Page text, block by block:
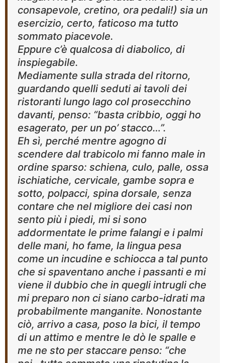
consapevole, cretino, ora pedali!) sia un
esercizio, certo, faticoso ma tutto
sommato piacevole.
Eppure c’è qualcosa di diabolico, di
inspiegabile.
Mediamente sulla strada del ritorno,
guardando quelli seduti ai tavoli dei
ristoranti lungo lago col prosecchino
davanti, penso: “basta cribbio, oggi ho
esagerato, per un po’ stacco…”.
Eh sì, perché mentre agogno di
scendere dal trabicolo mi fanno male in
ordine sparso: schiena, culo, palle, ossa
ischiatiche, cervicale, gambe sopra e
sotto, polpacci, spina dorsale, senza
contare che nel migliore dei casi non
sento più i piedi, mi si sono
addormentate le prime falangi e i palmi
delle mani, ho fame, la lingua pesa
come un incudine e schiocca a tal punto
che si spaventano anche i passanti e mi
viene il dubbio che in quegli intrugli che
mi preparo non ci siano carbo-idrati ma
probabilmente manganite. Nonostante
ciò, arrivo a casa, poso la bici, il tempo
di un attimo e mentre le dò le spalle e
me ne sto per staccare penso: “che